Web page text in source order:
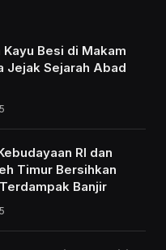
Besi di Makam
Jejak Sejarah Abad
RI dan
Timur Bersihkan
Banjir